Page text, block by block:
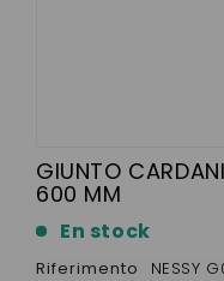
GIUNTO
600 MM
En stock
Riferimento NESSY